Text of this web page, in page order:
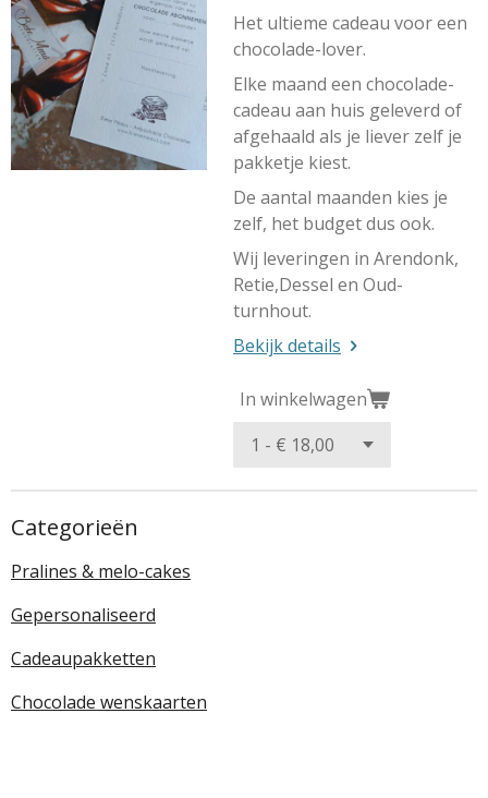
Het ultieme cadeau voor een
chocolade-lover.
Elke maand een chocolade-
cadeau aan huis geleverd of
afgehaald als je liever zelf je
pakketje kiest.
De aantal maanden kies je
zelf, het budget dus ook.
Wij leveringen in Arendonk,
Retie,Dessel en Oud-
turnhout.
Bekijk details
In winkelwagen
Categorieën
Pralines & melo-cakes
Gepersonaliseerd
Cadeaupakketten
Chocolade wenskaarten